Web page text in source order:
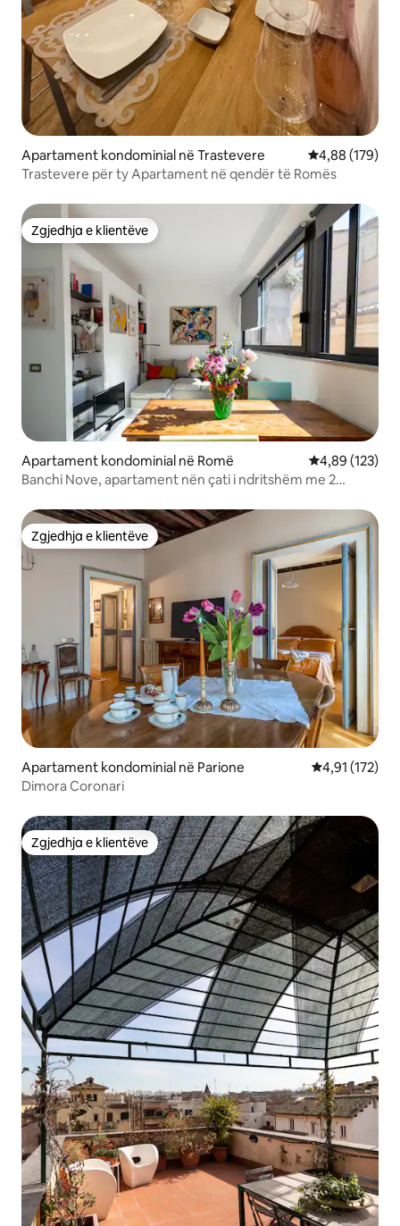
Apartament kondominial në Trastevere Vlerësimi
4,88 (179)
Trastevere për ty Apartament në qendër të Romës
Zgjedhja e klientëve
Zgjedhja e klientëve
Apartament kondominial në Romë Vlerësimi
4,89 (123)
Banchi Nove, apartament nën çati i ndritshëm me 2
Zgjedhja e klientëve
Zgjedhja e klientëve
Apartament kondominial në Parione Vlerësimi
4,91 (172)
Dimora Coronari
Zgjedhja e klientëve
Zgjedhja e klientëve